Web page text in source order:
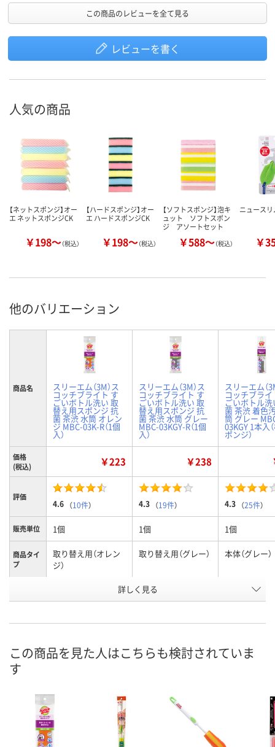
この商品のレビューを全て見る
レビューを書く
人気の商品
【ネットスポンジ】オー
エ ネットスポンジCK
￥198～（税込）
【ハードスポンジ】オー
エ ハードスポンジCK
￥198～（税込）
【ソフトスポンジ】泡キ
ュット ソフトスポン
ジ アソートセット
￥588～（税込）
ニュース
￥
他のバリエーション
商品名 スリーエム（3M）ス
コッチブライト す
ごいボトル洗い 取
替え用スポンジ 抗
菌 茶渋 水筒 オレン
ジ MBC-03K-R（1個
入）
スリーエム（3M）ス
コッチブライト す
ごいボトル洗い 取
替え用スポンジ 抗
菌 茶渋 水筒 グレー
MBC-03KGY-R（1個
入）
スリーエム（
コッチブライ
ごいボトル洗
菌 茶渋 着色
筒 グレー
03KGY 1本入
ポンジ）
価格
(税込)
￥223 ￥238
評価
4.6 （10件） 4.3 （19件） 4.3 （25件）
販売単位 1個 1個 1個
商品タイ
プ
取り替え用（オレン
ジ）
取り替え用（グレー） 本体（グレー）
RJ46328 AW74392
8月8日（土）
カゴへ カ
詳しく見る
この商品を見た人はこちらも検討されていま
す